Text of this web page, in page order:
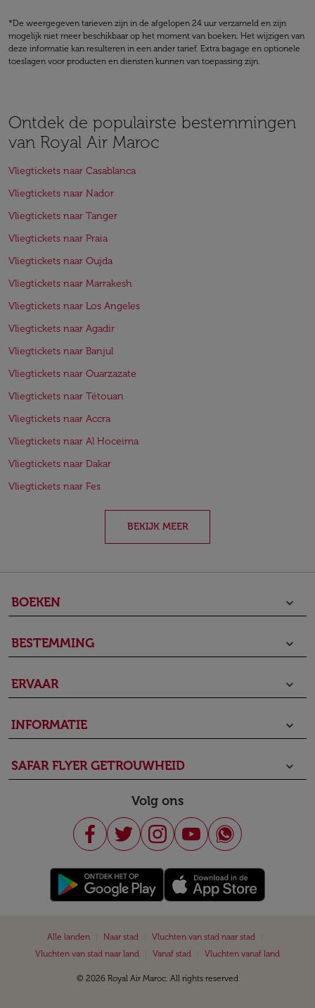
*De weergegeven tarieven zijn in de afgelopen 24 uur verzameld en zijn
mogelijk niet meer beschikbaar op het moment van boeken. Het wijzigen van
deze informatie kan resulteren in een ander tarief. Extra bagage en optionele
toeslagen voor producten en diensten kunnen van toepassing zijn.
Ontdek de populairste bestemmingen
van Royal Air Maroc
Vliegtickets naar Casablanca
Vliegtickets naar Nador
Vliegtickets naar Tanger
Vliegtickets naar Praia
Vliegtickets naar Oujda
Vliegtickets naar Marrakesh
Vliegtickets naar Los Angeles
Vliegtickets naar Agadir
Vliegtickets naar Banjul
Vliegtickets naar Ouarzazate
Vliegtickets naar Tétouan
Vliegtickets naar Accra
Vliegtickets naar Al Hoceima
Vliegtickets naar Dakar
Vliegtickets naar Fes
BEKIJK MEER
BOEKEN keyboard_arrow_down
BESTEMMING keyboard_arrow_down
ERVAAR keyboard_arrow_down
INFORMATIE keyboard_arrow_down
SAFAR FLYER GETROUWHEID keyboard_arrow_down
Volg ons
Alle landen Naar stad Vluchten van stad naar stad
Vluchten van stad naar land
Vanaf stad Vluchten vanaf land
© 2026 Royal Air Maroc. All rights reserved